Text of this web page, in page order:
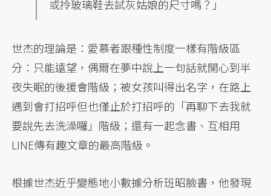
或拎玻璃鞋去試灰姑娘的尺寸嗎？」
世杰的理論是：愛慕者跟種性制度一樣有階級區
分：只能遠望，偶爾在夢中說上一句話就開心到半
夜失眠的後援會階級；被女孩叫得出名字，在路上
遇到會打招呼但也僅止於打招呼的「再聊下去我就
要說先去洗澡囉」階級；還有一起念書、互相用
LINE傳有趣文章的最高階級。
根據世杰近乎變態地小數據分析班昭臉書，他發現